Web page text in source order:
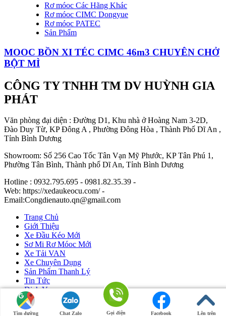
Rơ móoc Các Hãng Khác
Rơ móoc CIMC Dongyue
Rơ móoc PATEC
Sản Phẩm
MOOC BỒN XI TÉC CIMC 46m3 CHUYÊN CHỞ
BỘT MÌ
CÔNG TY TNHH TM DV HUỲNH GIA
PHÁT
Văn phòng đại diện : Đường D1, Khu nhà ở Hoàng Nam 3-2D,
Đào Duy Từ, KP Đông A , Phường Đông Hòa , Thành Phố Dĩ An ,
Tỉnh Bình Dương
Showroom: Số 256 Cao Tốc Tân Vạn Mỹ Phước, KP Tân Phú 1,
Phường Tân Bình, Thành phố Dĩ An, Tỉnh Bình Dương
Hotline : 0932.795.695 - 0981.82.35.39 -
Web: https://xedaukeocu.com/ -
Email:Congdienauto.qn@gmail.com
Tìm đường Chat Zalo Gọi điện Facebook Lên trên
Trang Chủ
Giới Thiệu
Xe Đầu Kéo Mới
Sơ Mi Rơ Móoc Mới
Xe Tải VAN
Xe Chuyên Dụng
Sản Phẩm Thanh Lý
Tin Tức
Dịch Vụ
Liên Hệ